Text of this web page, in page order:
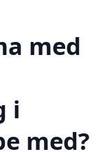
med
i
med?